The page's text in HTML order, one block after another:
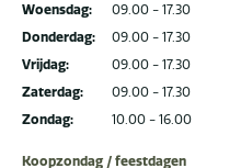
Woensdag:
Donderdag:
Vrijdag:
Zaterdag:
Zondag:
09.00 - 17.30
09.00 - 17.30
09.00 - 17.30
09.00 - 17.30
10.00 - 16.00
Koopzondag / feestdagen